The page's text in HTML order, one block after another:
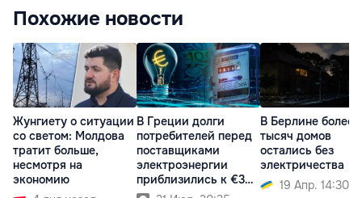
Похожие новости
Жунгиету о ситуации
со светом: Молдова
тратит больше,
несмотря на
экономию
В Греции долги
потребителей перед
поставщиками
электроэнергии
приблизились к €3
млрд
В Берлине более
тысяч домов
остались без
электричества
19 Апр. 14:30